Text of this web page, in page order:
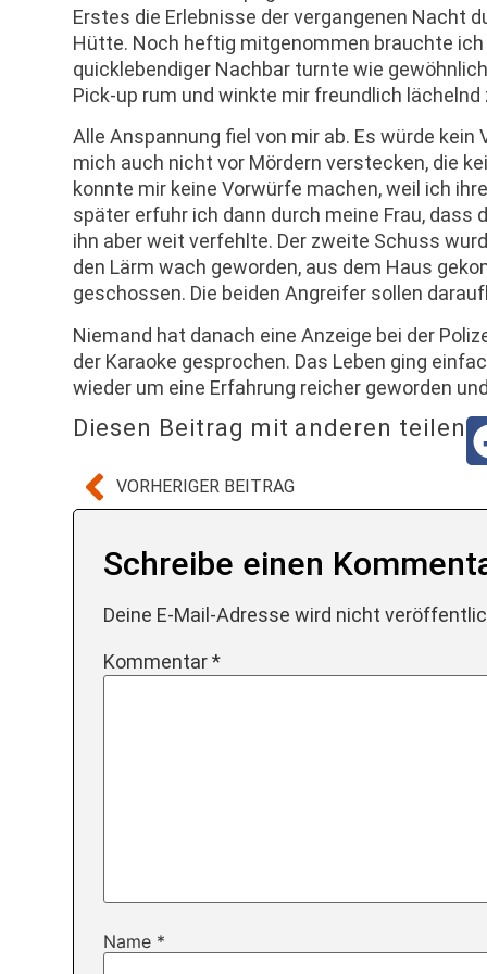
Erstes die Erlebnisse der vergangenen Nacht
Hütte. Noch heftig mitgenommen brauchte
quicklebendiger Nachbar turnte wie
Pick-up rum und winkte mir freundlich lächelnd
Alle Anspannung fiel von mir ab. Es würde
mich auch nicht vor Mördern verstecken, die
konnte mir keine Vorwürfe machen, weil ich
später erfuhr ich dann durch meine Frau,
ihn aber weit verfehlte. Der zweite Schuss
den Lärm wach geworden, aus dem Haus
geschossen. Die beiden Angreifer sollen
Niemand hat danach eine Anzeige bei der
der Karaoke gesprochen. Das Leben ging
wieder um eine Erfahrung reicher geworden
Diesen Beitrag mit anderen teilen
VORHERIGER BEITRAG
Schreibe einen
Deine E-Mail-Adresse wird nicht
Kommentar*
Name *